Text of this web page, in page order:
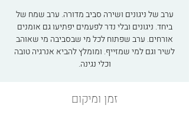
ערב של ניגונים ושירה סביב מדורה. ערב שמח של
ביחד. ניגונים ובלי נדר לפעמים יפתיעו גם אומנים
אורחים. ערב שפתוח לכל מי שבסביבה מי שאוהב
לשיר וגם למי שמזייף. ומומלץ להביא אנרגיה טובה
וכלי נגינה.
זמן ומיקום